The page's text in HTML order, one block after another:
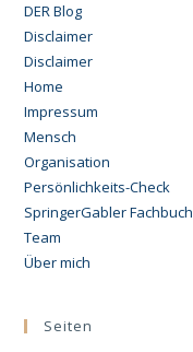
DER Blog
Disclaimer
Disclaimer
Home
Impressum
Mensch
Organisation
Persönlichkeits-Check
SpringerGabler Fachbuch
Team
Über mich
Seiten